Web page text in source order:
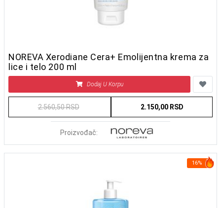
NOREVA Xerodiane Cera+ Emolijentna krema za
lice i telo 200 ml
Dodaj U Korpu
2.560,50 RSD 2.150,00 RSD
Proizvođač:
16%